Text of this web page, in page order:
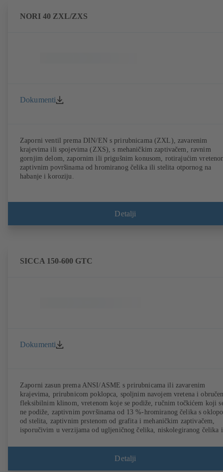
NORI 40 ZXL/ZXS
Dokumenti
Zaporni ventil prema DIN/EN s prirubnicama (ZXL), zavarenim
krajevima ili spojevima (ZXS), s mehaničkim zaptivačem, ravnim
gornjim delom, zapornim ili prigušnim konusom, rotirajućim
zaptivnim površinama od hromiranog čelika ili stelita otpornog na
habanje i koroziju.
Detalji
SICCA 150-600 GTC
Dokumenti
Zaporni zasun prema ANSI/ASME s prirubnicama ili zavarenim
krajevima, prirubnicom poklopca, spoljnim navojem vretena i
fleksibilnim klinom, vretenom koje se podiže, ručnim točkićem koji
ne podiže, zaptivnim površinama od 13 %-hromiranog čelika s
od stelita, zaptivnim prstenom od grafita i mehaničkim zaptivačem,
isporučivim u verzijama od ugljeničnog čelika, niskolegiranog čelika i
Detalji